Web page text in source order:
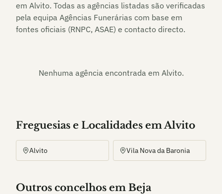
em Alvito. Todas as agências listadas são verificadas
pela equipa Agências Funerárias com base em
fontes oficiais (RNPC, ASAE) e contacto directo.
Nenhuma agência encontrada em Alvito.
Freguesias e Localidades emAlvito
Alvito Vila Nova da Baronia
Outros concelhos em Beja